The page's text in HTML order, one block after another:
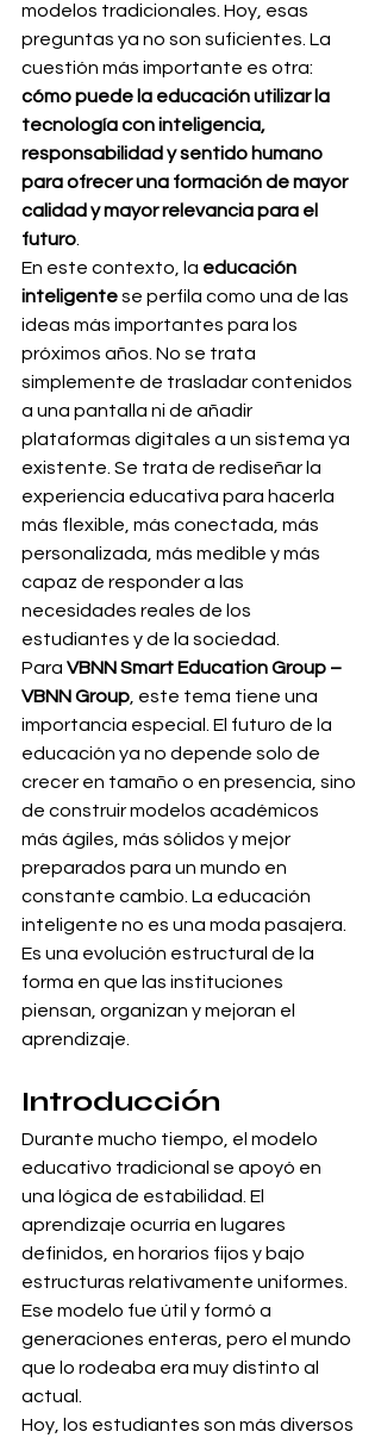
modelos tradicionales. Hoy, esas
preguntas ya no son suficientes. La
cuestión más importante es otra:
cómo puede la educación utilizar la
tecnología con inteligencia,
responsabilidad y sentido humano
para ofrecer una formación de mayor
calidad y mayor relevancia para el
futuro
En este contexto, la educación
inteligente se perfila como una de las
ideas más importantes para los
próximos años. No se trata
simplemente de trasladar contenidos
a una pantalla ni de añadir
plataformas digitales a un sistema ya
existente. Se trata de rediseñar la
experiencia educativa para hacerla
más flexible, más conectada, más
personalizada, más medible y más
capaz de responder a las
necesidades reales de los
estudiantes y de la sociedad.
Para VBNN Smart Education Group –
VBNN Group , este tema tiene una
importancia especial. El futuro de la
educación ya no depende solo de
crecer en tamaño o en presencia, sino
de construir modelos académicos
más ágiles, más sólidos y mejor
preparados para un mundo en
constante cambio. La educación
inteligente no es una moda pasajera.
Es una evolución estructural de la
forma en que las instituciones
piensan, organizan y mejoran el
aprendizaje.
Introducción
Durante mucho tiempo, el modelo
educativo tradicional se apoyó en
una lógica de estabilidad. El
aprendizaje ocurría en lugares
definidos, en horarios fijos y bajo
estructuras relativamente uniformes.
Ese modelo fue útil y formó a
generaciones enteras, pero el mundo
que lo rodeaba era muy distinto al
actual.
Hoy, los estudiantes son más diversos